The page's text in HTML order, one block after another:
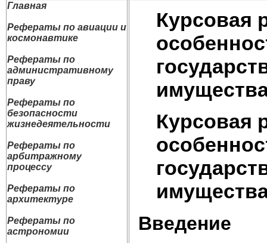
Главная
Рефераты по авиации и
космонавтике
Рефераты по
административному
праву
Рефераты по
безопасности
жизнедеятельности
Рефераты по
арбитражному
процессу
Рефераты по
архитектуре
Рефераты по
астрономии
Курсовая
Курсовая
Введение